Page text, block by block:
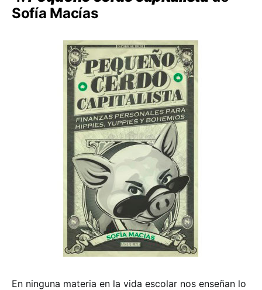
Sofía Macías
En ninguna materia en la vida escolar nos enseñan lo